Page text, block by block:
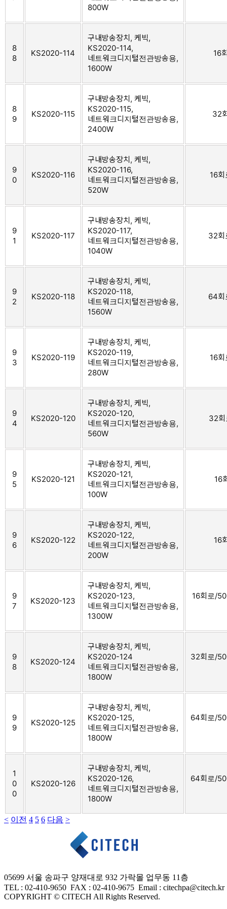
800W
8
8
KS2020-114
구내방송장치, 케빅,
KS2020-114,
네트워크디지털전관방송용,
1600W
16
8
9
KS2020-115
구내방송장치, 케빅,
KS2020-115,
네트워크디지털전관방송용,
2400W
32
9
0
KS2020-116
구내방송장치, 케빅,
KS2020-116,
네트워크디지털전관방송용,
520W
16
9
1
KS2020-117
구내방송장치, 케빅,
KS2020-117,
네트워크디지털전관방송용,
1040W
32
9
2
KS2020-118
구내방송장치, 케빅,
KS2020-118,
네트워크디지털전관방송용,
1560W
64
9
3
KS2020-119
구내방송장치, 케빅,
KS2020-119,
네트워크디지털전관방송용,
280W
16
9
4
KS2020-120
구내방송장치, 케빅,
KS2020-120,
네트워크디지털전관방송용,
560W
32
9
5
KS2020-121
구내방송장치, 케빅,
KS2020-121,
네트워크디지털전관방송용,
100W
16
9
6
KS2020-122
구내방송장치, 케빅,
KS2020-122,
네트워크디지털전관방송용,
200W
16
9
7
KS2020-123
구내방송장치, 케빅,
KS2020-123,
네트워크디지털전관방송용,
1300W
16회로/
9
8
KS2020-124
구내방송장치, 케빅,
KS2020-124
네트워크디지털전관방송용,
1800W
32회로/
9
9
KS2020-125
구내방송장치, 케빅,
KS2020-125,
네트워크디지털전관방송용,
1800W
64회로/
1
0
0
KS2020-126
구내방송장치, 케빅,
KS2020-126,
네트워크디지털전관방송용,
1800W
64회로/
< 이전 4 5 6 다음 >
05699 서울 송파구 양재대로 932 가락몰 업무동 11층
TEL : 02-410-9650 FAX : 02-410-9675 Email : citechpa@citech.kr
COPYRIGHT © CITECH All Rights Reserved.